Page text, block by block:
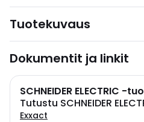
Tuotekuvaus
Dokumentit ja linkit
SCHNEIDER ELECTRIC -
Tutustu SCHNEIDER
Exxact